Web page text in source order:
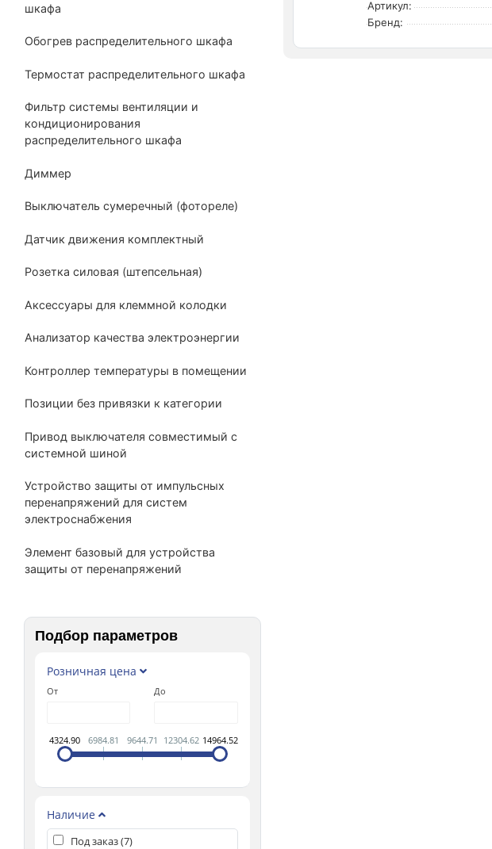
Артикул:
Бренд:
шкафа
Обогрев распределительного шкафа
Термостат распределительного шкафа
Фильтр системы вентиляции и
кондиционирования
распределительного шкафа
Диммер
Выключатель сумеречный (фотореле)
Датчик движения комплектный
Розетка силовая (штепсельная)
Аксессуары для клеммной колодки
Анализатор качества электроэнергии
Контроллер температуры в помещении
Позиции без привязки к категории
Привод выключателя совместимый с
системной шиной
Устройство защиты от импульсных
перенапряжений для систем
электроснабжения
Элемент базовый для устройства
защиты от перенапряжений
Подбор параметров
Розничная цена
От До
4324.90 6984.81 9644.71 12304.62 14964.52
Наличие
Под заказ (7)